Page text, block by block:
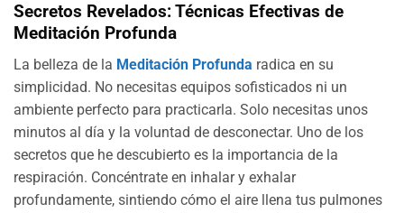
Secretos Revelados: Técnicas Efectivas de
Meditación Profunda
La belleza de la Meditación Profunda radica en su
simplicidad. No necesitas equipos sofisticados ni un
ambiente perfecto para practicarla. Solo necesitas unos
minutos al día y la voluntad de desconectar. Uno de los
secretos que he descubierto es la importancia de la
respiración. Concéntrate en inhalar y exhalar
profundamente, sintiendo cómo el aire llena tus pulmones